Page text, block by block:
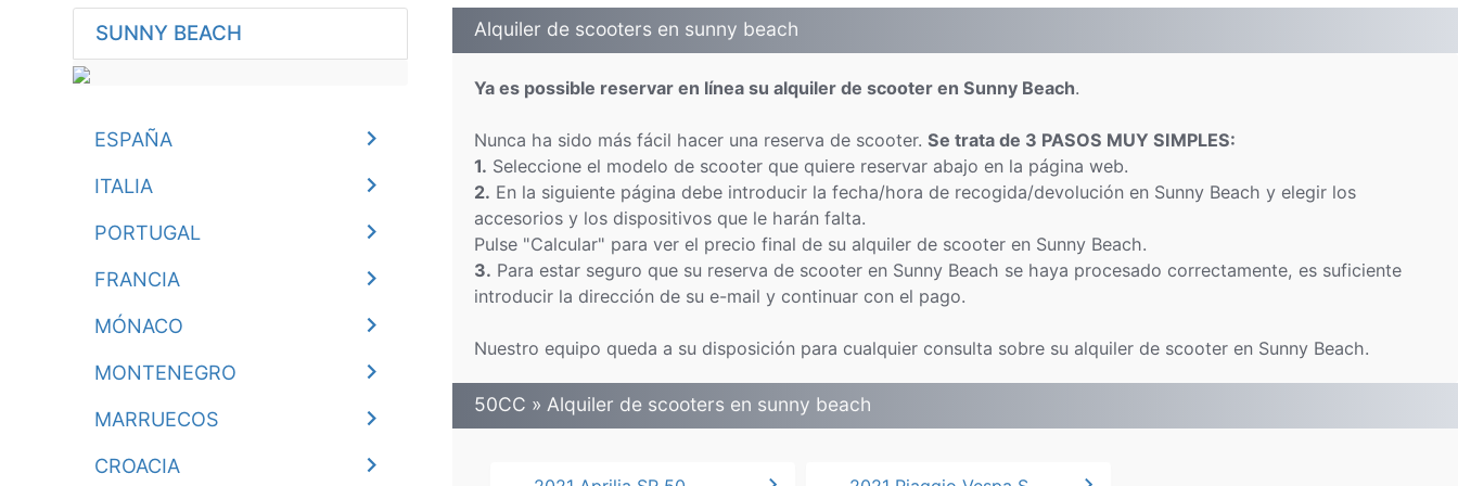
SUNNY BEACH
ESPAÑA
ITALIA
PORTUGAL
FRANCIA
MÓNACO
MONTENEGRO
MARRUECOS
CROACIA
Alquiler de scooters en sunny beach
Ya es possible reservar en línea su alquiler de scooter en Sunny Beach.
Nunca ha sido más fácil hacer una reserva de scooter. Se trata de 3 PASOS MUY SIMPLES:
1. Seleccione el modelo de scooter que quiere reservar abajo en la página web.
2. En la siguiente página debe introducir la fecha/hora de recogida/devolución en Sunny Beach y elegir los
accesorios y los dispositivos que le harán falta.
Pulse "Calcular" para ver el precio final de su alquiler de scooter en Sunny Beach.
3. Para estar seguro que su reserva de scooter en Sunny Beach se haya procesado correctamente, es suficiente
introducir la dirección de su e-mail y continuar con el pago.
Nuestro equipo queda a su disposición para cualquier consulta sobre su alquiler de scooter en Sunny Beach.
50CC » Alquiler de scooters en sunny beach